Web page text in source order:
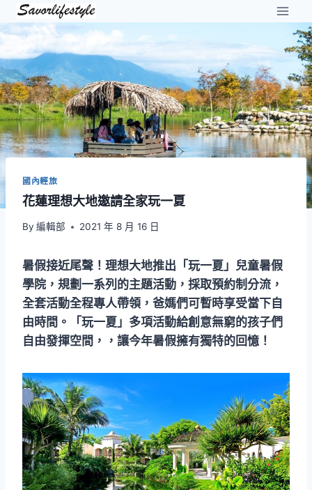
Skip
to
content
國內輕旅
花蓮理想大地邀請全家玩一夏
By 編輯部 2021 年 8 月 16 日
暑假接近尾聲！理想大地推出「玩一夏」兒童暑假
學院，規劃一系列的主題活動，採取預約制分流，
全套活動全程專人帶領，爸媽們可暫時享受當下自
由時間。「玩一夏」多項活動給創意無窮的孩子們
自由發揮空間，，讓今年暑假擁有獨特的回憶！